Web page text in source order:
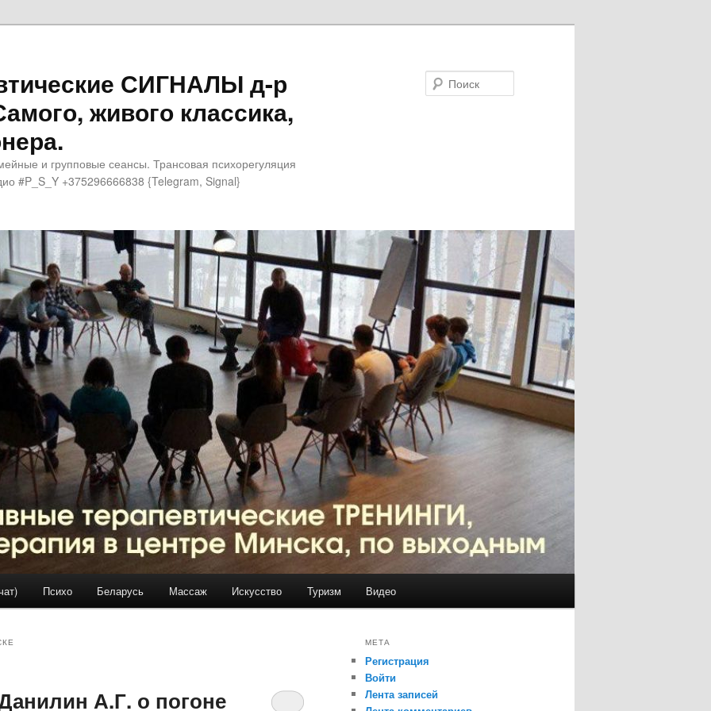
СИГНАЛЫ д-р
живого классика,
и групповые сеансы. Трансовая психорегуляция
#P_S_Y +375296666838 {Telegram, Signal}
Психо Беларусь Массаж Искусство Туризм Видео
А.Г. о погоне
МЕТА
Регистрация
Войти
Лента записей